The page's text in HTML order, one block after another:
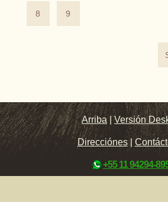
8 9
Arriba |Versión
Direcciónes|
+55 11 94294-